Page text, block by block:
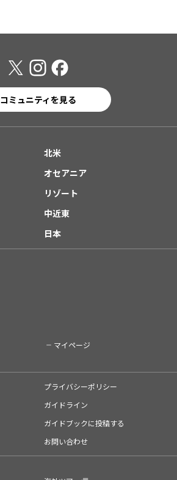
コミュニティを見る
北米
オセアニア
リゾート
中近東
日本
マイページ
プライバシーポリシー
ガイドライン
ガイドブックに投稿する
お問い合わせ